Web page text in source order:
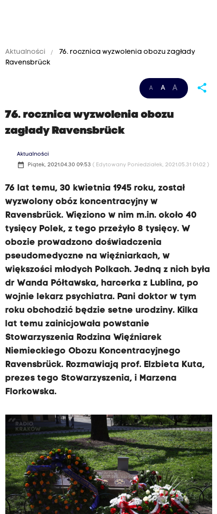
Aktualności
76. rocznica wyzwolenia obozu zagłady
Ravensbrück
A A A share
76. rocznica wyzwolenia obozu
zagłady Ravensbrück
Aktualności
date_range Piątek, 2021.04.30 09:53 ( Edytowany Poniedziałek, 2021.05.31 01:02 )
76 lat temu, 30 kwietnia 1945 roku, został
wyzwolony obóz koncentracyjny w
Ravensbrück. Więziono w nim m.in. około 40
tysięcy Polek, z tego przeżyło 8 tysięcy. W
obozie prowadzono doświadczenia
pseudomedyczne na więźniarkach, w
większości młodych Polkach. Jedną z nich była
dr Wanda Półtawska, harcerka z Lublina, po
wojnie lekarz psychiatra. Pani doktor w tym
roku obchodzić będzie setne urodziny. Kilka
lat temu zainicjowała powstanie
Stowarzyszenia Rodzina Więźniarek
Niemieckiego Obozu Koncentracyjnego
Ravensbrück. Rozmawiają prof. Elzbieta Kuta,
prezes tego Stowarzyszenia, i Marzena
Florkowska.